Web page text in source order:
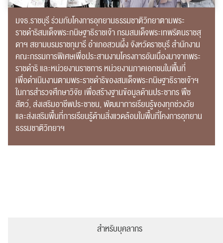
มจธ.ราชบุรี ร่วมกับโคงการอุทยานธรรมชาติวิทยาตามพระ
ราชดำริสมเด็จพระกนิษฐาธิราชเจ้า กรมสมเด็จพระเทพรัตนราชสุ
ดาฯ สยามบรมราชกุมารี อำเภอสวนผึ้ง จังหวัดราชบุรี สำนักงาน
คณะกรรมการพิเศษเพื่อประสานงานโครงการอันเนื่องมาจากพระ
ราชดำริ และหน่วยงานราชการ หน่วยงานภาคเอกชนในพื้นที่
เพื่อดำเนินงานตามพระราชดำริของสมเด็จพระกนิษฐาธิราชเจ้าฯ
ในการสำรวจศึกษาวิจัย เพื่อสร้างฐานข้อมูลด้านประชากร พืช
สัตว์, ส่งเสริมอาชีพประชาชน, พัฒนาการเรียนรู้ของทุกช่วงวัย
และส่งเสริมพื้นที่การเรียนรู้ด้านสิ่งแวดล้อมในพื้นที่โคงการอุทยาน
ธรรมชาติวิทยาฯ
สำหรับบุคลากร